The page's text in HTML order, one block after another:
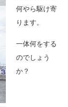
何やら駆け寄
ります。
一体何をする
のでしょう
か？